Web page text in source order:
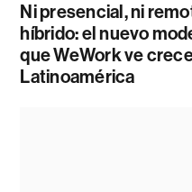
Ni presencial, ni
híbrido: el nuevo
que WeWork ve
Latinoamérica